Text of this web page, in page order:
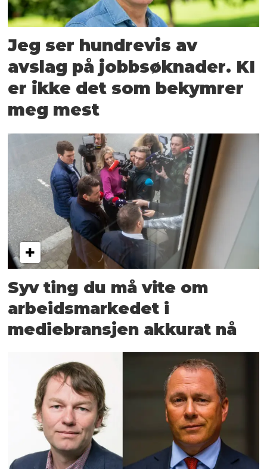
Jeg ser hundrevis av
avslag på jobbsøknader. KI
er ikke det som bekymrer
meg mest
Syv ting du må vite om
arbeidsmarkedet i
mediebransjen akkurat nå